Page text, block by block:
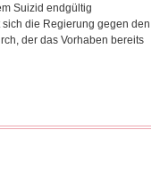
Suizid endgültig
die Regierung gegen den
der das Vorhaben bereits